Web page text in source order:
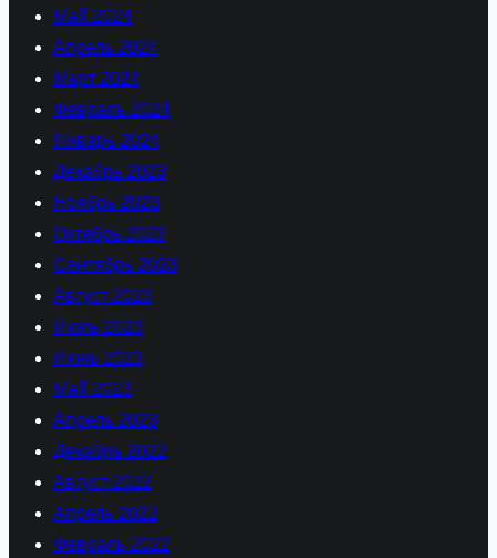
Май 2024
Апрель 2024
Март 2024
Февраль 2024
Январь 2024
Декабрь 2023
Ноябрь 2023
Октябрь 2023
Сентябрь 2023
Август 2023
Июль 2023
Июнь 2023
Май 2023
Апрель 2023
Декабрь 2022
Август 2022
Апрель 2022
Февраль 2022